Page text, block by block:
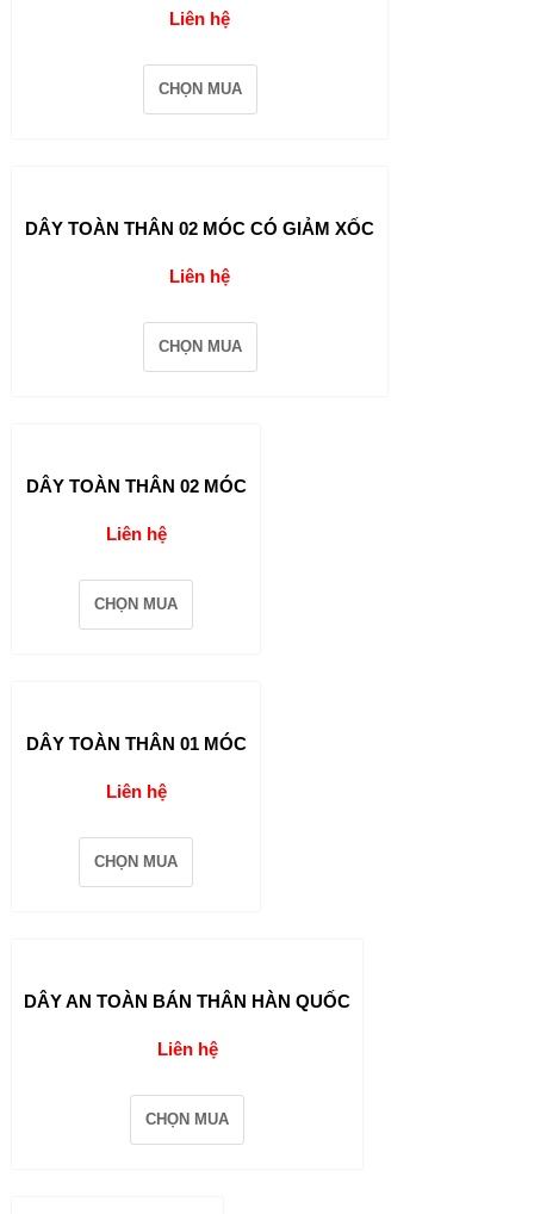
Liên hệ
CHỌN MUA
DÂY TOÀN THÂN 02 MÓC CÓ GIẢM XỐC
Liên hệ
CHỌN MUA
DÂY TOÀN THÂN 02 MÓC
Liên hệ
CHỌN MUA
DÂY TOÀN THÂN 01 MÓC
Liên hệ
CHỌN MUA
DÂY AN TOÀN BÁN THÂN HÀN QUỐC
Liên hệ
CHỌN MUA